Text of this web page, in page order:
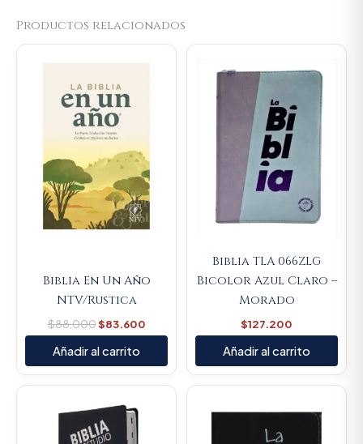
Productos relacionados
Biblia En Un Año
NTV/Rustica
$88.000
$88.000.
$83.600
Current
Añadir al carrito
Biblia TLA 066ZLG
Bicolor Azul Claro –
Morado
$127.200
Añadir al carrito